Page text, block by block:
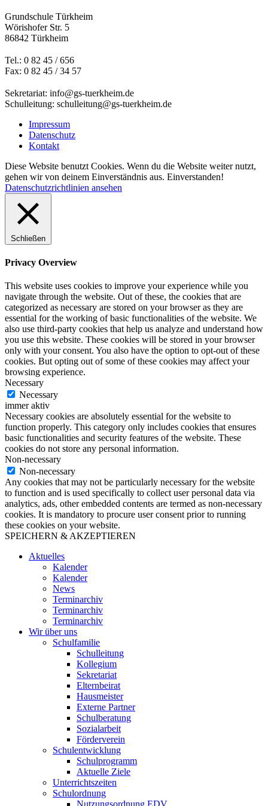
Grundschule Türkheim
Wörishofer Str. 5
86842 Türkheim
Tel.: 0 82 45 / 656
Fax: 0 82 45 / 34 57
Sekretariat: info@gs-tuerkheim.de
Schulleitung: schulleitung@gs-tuerkheim.de
Impressum
Datenschutz
Kontakt
Diese Website benutzt Cookies. Wenn du die Website weiter nutzt,
gehen wir von deinem Einverständnis aus. Einverstanden!
Datenschutzrichtlinien ansehen
Schließen
Privacy Overview
This website uses cookies to improve your experience while you
navigate through the website. Out of these, the cookies that are
categorized as necessary are stored on your browser as they are
essential for the working of basic functionalities of the website. We
also use third-party cookies that help us analyze and understand how
you use this website. These cookies will be stored in your browser
only with your consent. You also have the option to opt-out of these
cookies. But opting out of some of these cookies may affect your
browsing experience.
Necessary
Necessary
immer aktiv
Necessary cookies are absolutely essential for the website to
function properly. This category only includes cookies that ensures
basic functionalities and security features of the website. These
cookies do not store any personal information.
Non-necessary
Non-necessary
Any cookies that may not be particularly necessary for the website
to function and is used specifically to collect user personal data via
analytics, ads, other embedded contents are termed as non-necessary
cookies. It is mandatory to procure user consent prior to running
these cookies on your website.
SPEICHERN & AKZEPTIEREN
Aktuelles
Kalender
Kalender
News
Terminarchiv
Terminarchiv
Terminarchiv
Wir über uns
Schulfamilie
Schulleitung
Kollegium
Sekretariat
Elternbeirat
Hausmeister
Externe Partner
Schulberatung
Sozialarbeit
Förderverein
Schulentwicklung
Schulprogramm
Aktuelle Ziele
Unterrichtszeiten
Schulordnung
Nutzungsordnung EDV